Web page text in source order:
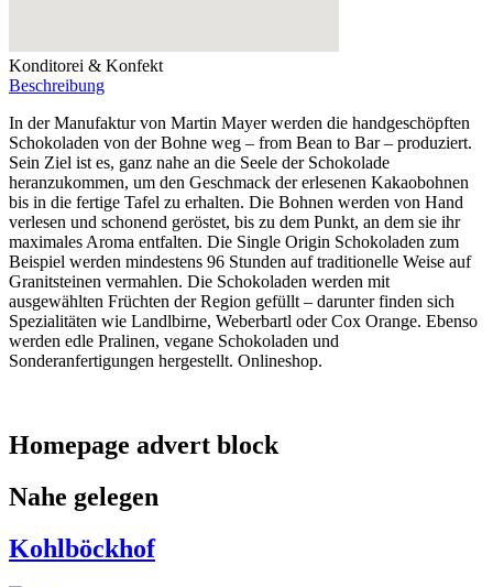
Konditorei & Konfekt
Beschreibung
In der Manufaktur von Martin Mayer werden die handgeschöpften
Schokoladen von der Bohne weg – from Bean to Bar – produziert.
Sein Ziel ist es, ganz nahe an die Seele der Schokolade
heranzukommen, um den Geschmack der erlesenen Kakaobohnen
bis in die fertige Tafel zu erhalten. Die Bohnen werden von Hand
verlesen und schonend geröstet, bis zu dem Punkt, an dem sie ihr
maximales Aroma entfalten. Die Single Origin Schokoladen zum
Beispiel werden mindestens 96 Stunden auf traditionelle Weise auf
Granitsteinen vermahlen. Die Schokoladen werden mit
ausgewählten Früchten der Region gefüllt – darunter finden sich
Spezialitäten wie Landlbirne, Weberbartl oder Cox Orange. Ebenso
werden edle Pralinen, vegane Schokoladen und
Sonderanfertigungen hergestellt. Onlineshop.
Homepage advert block
Nahe gelegen
Kohlböckhof